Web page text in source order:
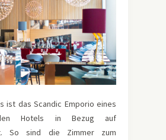
ist das Scandic Emporio eines
Hotels in Bezug auf
So sind die Zimmer zum